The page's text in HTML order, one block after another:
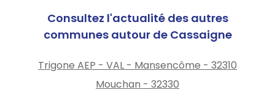
Consultez l'actualité des autres
communes autour de Cassaigne
Trigone AEP - VAL - Mansencôme - 32310
Mouchan - 32330